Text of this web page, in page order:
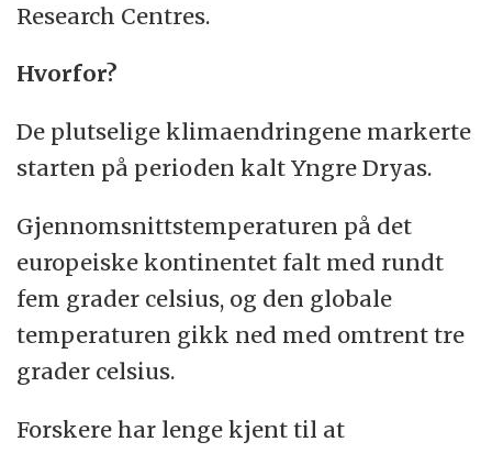
Research Centres.
Hvorfor?
De plutselige klimaendringene markerte
starten på perioden kalt Yngre Dryas.
Gjennomsnittstemperaturen på det
europeiske kontinentet falt med rundt
fem grader celsius, og den globale
temperaturen gikk ned med omtrent tre
grader celsius.
Forskere har lenge kjent til at